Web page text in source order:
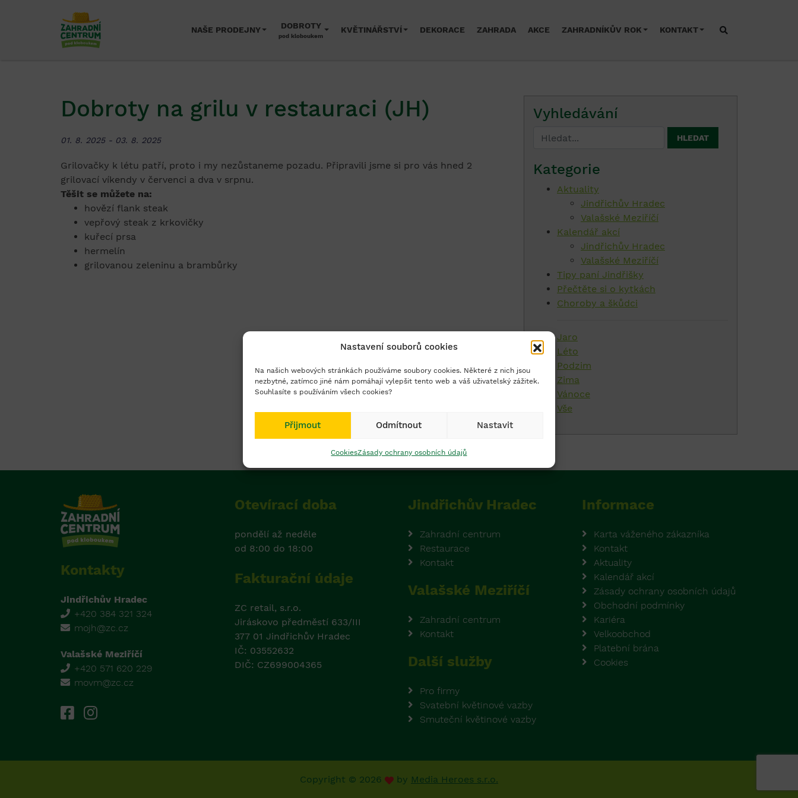
Nastavení souborů cookies
Na našich webových stránkách používáme soubory cookies. Některé z nich jsou
nezbytné, zatímco jiné nám pomáhají vylepšit tento web a váš uživatelský zážitek.
Souhlasíte s používáním všech cookies?
Přijmout Odmítnout Nastavit
CookiesZásady ochrany osobních údajů
NAŠE PRODEJNY DOBROTY
pod kloboukem
KVĚTINÁŘSTVÍ DEKORACE ZAHRADA AKCE ZAHRADNÍKŮV ROK KONTAKT
Dobroty na grilu v restauraci (JH)
01. 8. 2025 - 03. 8. 2025
Grilovačky k létu patří, proto i my nezůstaneme pozadu. Připravili jsme si pro vás hned 2
grilovací víkendy v červenci a dva v srpnu.
Těšit se můžete na:
hovězí flank steak
vepřový steak z krkovičky
kuřecí prsa
hermelín
grilovanou zeleninu a brambůrky
Vyhledávání
Kategorie
Aktuality
Jindřichův Hradec
Valašské Meziříčí
Kalendář akcí
Jindřichův Hradec
Valašské Meziříčí
Tipy paní Jindřišky
Přečtěte si o kytkách
Choroby a škůdci
Jaro
Léto
Podzim
Zima
Vánoce
Vše
Kontakty
Jindřichův Hradec
+420 384 321 324
mojh@zc.cz
Valašské Meziříčí
+420 571 620 229
movm@zc.cz
Otevírací doba
pondělí až neděle
od 8:00 do 18:00
Fakturační údaje
ZC retail, s.r.o.
Jiráskovo předměstí 633/III
377 01 Jindřichův Hradec
IČ: 03552632
DIČ: CZ699004365
Jindřichův Hradec
Zahradní centrum
Restaurace
Kontakt
Valašské Meziříčí
Zahradní centrum
Kontakt
Další služby
Pro firmy
Svatební květinové vazby
Smuteční květinové vazby
Informace
Karta váženého zákazníka
Kontakt
Aktuality
Kalendář akcí
Zásady ochrany osobních údajů
Obchodní podmínky
Kariéra
Velkoobchod
Platební brána
Cookies
Copyright © 2026 by Media Heroes s.r.o.